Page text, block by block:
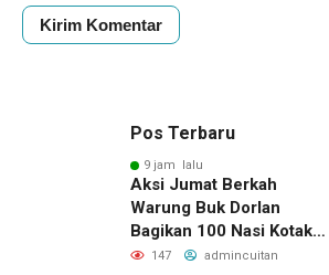
Pos Terbaru
9 jam lalu
Aksi Jumat Berkah
Warung Buk Dorlan
Bagikan 100 Nasi Kotak
dan Jus Gratis
147 admincuitan